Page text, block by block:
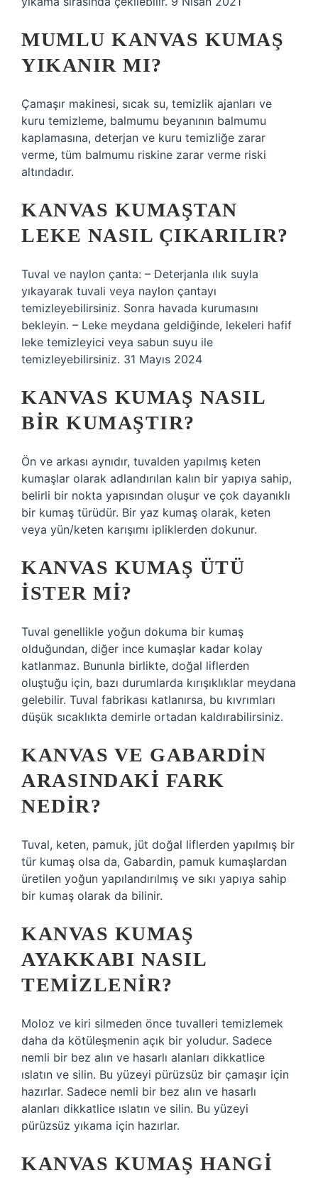
MUMLU KANVAS KUMAŞ
YIKANIR MI?
Çamaşır makinesi, sıcak su, temizlik ajanları ve
kuru temizleme, balmumu beyanının balmumu
kaplamasına, deterjan ve kuru temizliğe zarar
verme, tüm balmumu riskine zarar verme riski
altındadır.
KANVAS KUMAŞTAN
LEKE NASIL ÇIKARILIR?
Tuval ve naylon çanta: – Deterjanla ılık suyla
yıkayarak tuvali veya naylon çantayı
temizleyebilirsiniz. Sonra havada kurumasını
bekleyin. – Leke meydana geldiğinde, lekeleri hafif
leke temizleyici veya sabun suyu ile
temizleyebilirsiniz. 31 Mayıs 2024
KANVAS KUMAŞ NASIL
BIR KUMAŞTIR?
Ön ve arkası aynıdır, tuvalden yapılmış keten
kumaşlar olarak adlandırılan kalın bir yapıya sahip,
belirli bir nokta yapısından oluşur ve çok dayanıklı
bir kumaş türüdür. Bir yaz kumaş olarak, keten
veya yün/keten karışımı ipliklerden dokunur.
KANVAS KUMAŞ ÜTÜ
ISTER MI?
Tuval genellikle yoğun dokuma bir kumaş
olduğundan, diğer ince kumaşlar kadar kolay
katlanmaz. Bununla birlikte, doğal liflerden
oluştuğu için, bazı durumlarda kırışıklıklar meydana
gelebilir. Tuval fabrikası katlanırsa, bu kıvrımları
düşük sıcaklıkta demirle ortadan kaldırabilirsiniz.
KANVAS VE GABARDIN
ARASINDAKI FARK
NEDIR?
Tuval, keten, pamuk, jüt doğal liflerden yapılmış bir
tür kumaş olsa da, Gabardin, pamuk kumaşlardan
üretilen yoğun yapılandırılmış ve sıkı yapıya sahip
bir kumaş olarak da bilinir.
KANVAS KUMAŞ
AYAKKABI NASIL
TEMIZLENIR?
Moloz ve kiri silmeden önce tuvalleri temizlemek
daha da kötüleşmenin açık bir yoludur. Sadece
nemli bir bez alın ve hasarlı alanları dikkatlice
ıslatın ve silin. Bu yüzeyi pürüzsüz bir çamaşır için
hazırlar. Sadece nemli bir bez alın ve hasarlı
alanları dikkatlice ıslatın ve silin. Bu yüzeyi
pürüzsüz yıkama için hazırlar.
KANVAS KUMAŞ HANGI